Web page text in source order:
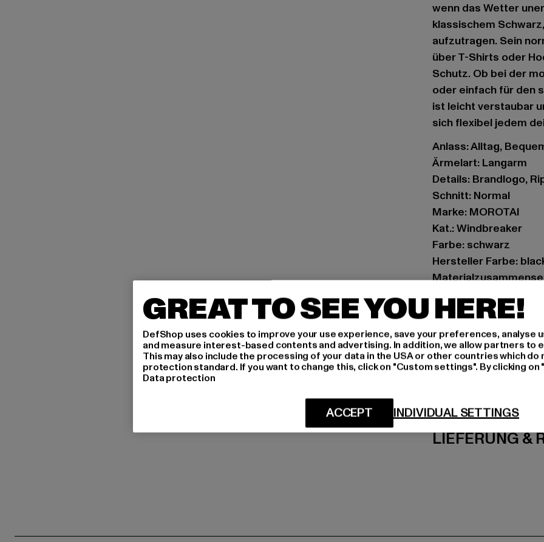
wenn das Wetter
klassischem
aufzutragen. Sein
über T-Shirts oder
Schutz. Ob bei der
oder einfach für den
ist leicht verstaubar
sich flexibel jedem
Anlass: Alltag,
Ärmelart: Langarm
Details: Brandlogo,
Schnitt: Normal
Marke: MOROTAI
Kat.: Windbreaker
Farbe: schwarz
Hersteller Farbe:
Art.Nr: W210J201-
Seeweg 5 | 23777
LIEFERUNG &
GREAT TO SEE YOU HERE!
DefShop uses cookies to improve your use experience, save your preferences, analyse
and measure interest-based contents and advertising. In addition, we allow partners to
This may also include the processing of your data in the USA or other countries which do
protection standard. If you want to change this, click on "Custom settings". By clicking
Data protection
INDIVIDUAL SETTINGS
ACCEPT